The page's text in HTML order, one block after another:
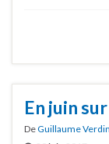
En juin
DeGuillaume Verdin